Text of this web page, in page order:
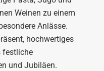
Weinen zu einem
Anlässe.
hochwertiges
festliche
und Jubiläen.